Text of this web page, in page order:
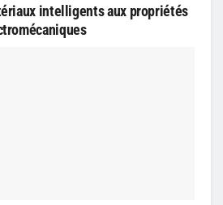
intelligents aux propriétés